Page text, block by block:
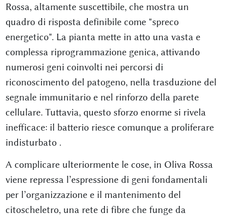
Rossa, altamente suscettibile, che mostra un
quadro di risposta definibile come "spreco
energetico". La pianta mette in atto una vasta e
complessa riprogrammazione genica, attivando
numerosi geni coinvolti nei percorsi di
riconoscimento del patogeno, nella trasduzione del
segnale immunitario e nel rinforzo della parete
cellulare. Tuttavia, questo sforzo enorme si rivela
inefficace: il batterio riesce comunque a proliferare
indisturbato .
A complicare ulteriormente le cose, in Oliva Rossa
viene repressa l’espressione di geni fondamentali
per l’organizzazione e il mantenimento del
citoscheletro, una rete di fibre che funge da